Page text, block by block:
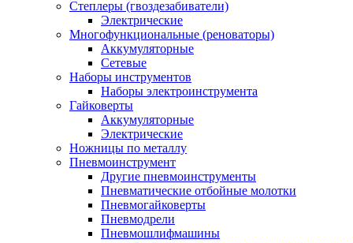
Степлеры (гвоздезабиватели)
Электрические
Многофункциональные (реноваторы)
Аккумуляторные
Сетевые
Наборы инструментов
Наборы электроинструмента
Гайковерты
Аккумуляторные
Электрические
Ножницы по металлу
Пневмоинструмент
Другие пневмоинструменты
Пневматические отбойные молотки
Пневмогайковерты
Пневмодрели
Пневмошлифмашины